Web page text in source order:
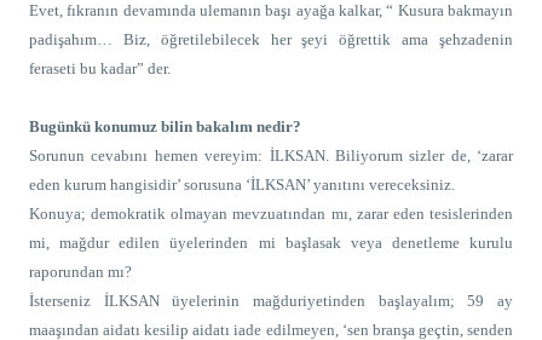
Evet, fıkranın devamında ulemanın başı ayağa kalkar, “ Kusura bakmayın
padişahım… Biz, öğretilebilecek her şeyi öğrettik ama şehzadenin
feraseti bu kadar” der.
Bugünkü konumuz bilin bakalım nedir?
Sorunun cevabını hemen vereyim: İLKSAN. Biliyorum sizler de, ‘zarar
eden kurum hangisidir’ sorusuna ‘İLKSAN’ yanıtını vereceksiniz.
Konuya; demokratik olmayan mevzuatından mı, zarar eden tesislerinden
mi, mağdur edilen üyelerinden mi başlasak veya denetleme kurulu
raporundan mı?
İsterseniz İLKSAN üyelerinin mağduriyetinden başlayalım; 59 ay
maaşından aidatı kesilip aidatı iade edilmeyen, ‘sen branşa geçtin, senden